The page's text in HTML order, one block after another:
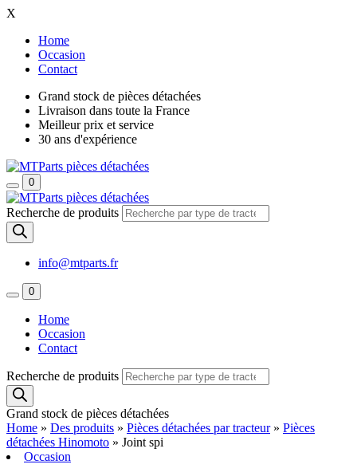
X
Home
Occasion
Contact
Grand stock de pièces détachées
Livraison dans toute la France
Meilleur prix et service
30 ans d'expérience
0
Recherche de produits
info@mtparts.fr
0
Home
Occasion
Contact
Recherche de produits
Grand stock de pièces détachées
Home » Des produits » Pièces détachées par tracteur» Pièces
détachées Hinomoto » Joint spi
Occasion